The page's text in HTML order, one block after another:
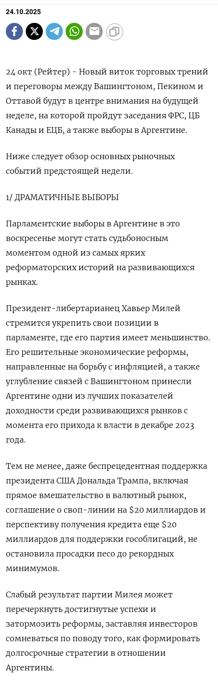
24.10.2025
24 окт (Рейтер) - Новый виток торговых трений
и переговоры между Вашингтоном, Пекином и
Оттавой будут в центре внимания на будущей
неделе, на которой пройдут заседания ФРС, ЦБ
Канады и ЕЦБ, а также выборы в Аргентине.
Ниже следует обзор основных рыночных
событий предстоящей недели.
1/ ДРАМАТИЧНЫЕ ВЫБОРЫ
Парламентские выборы в Аргентине в это
воскресенье могут стать судьбоносным
моментом одной из самых ярких
реформаторских историй на развивающихся
рынках.
Президент-либертарианец Хавьер Милей
стремится укрепить свои позиции в
парламенте, где его партия имеет меньшинство.
Его решительные экономические реформы,
направленные на борьбу с инфляцией, а также
углубление связей с Вашингтоном принесли
Аргентине одни из лучших показателей
доходности среди развивающихся рынков с
момента его прихода к власти в декабре 2023
года.
Тем не менее, даже беспрецедентная поддержка
президента США Дональда Трампа, включая
прямое вмешательство в валютный рынок,
соглашение о своп-линии на $20 миллиардов и
перспективу получения кредита еще $20
миллиардов для поддержки гособлигаций, не
остановила просадки песо до рекордных
минимумов.
Слабый результат партии Милея может
перечеркнуть достигнутые успехи и
затормозить реформы, заставляя инвесторов
сомневаться по поводу того, как формировать
долгосрочные стратегии в отношении
Аргентины.